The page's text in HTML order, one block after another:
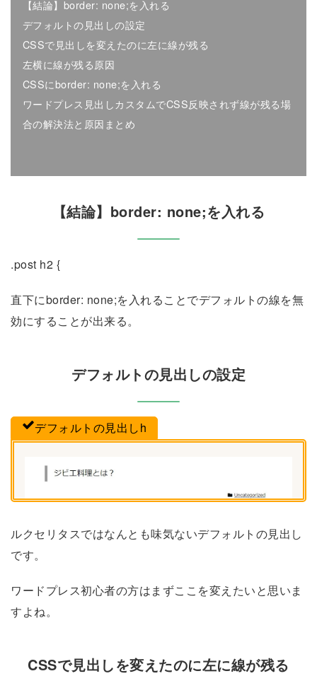
【結論】border: none;を入れる
デフォルトの見出しの設定
CSSで見出しを変えたのに左に線が残る
左横に線が残る原因
CSSにborder: none;を入れる
ワードプレス見出しカスタムでCSS反映されず線が残る場
合の解決法と原因まとめ
【結論】border: none;を入れる
.post h2 {
直下にborder: none;を入れることでデフォルトの線を無
効にすることが出来る。
デフォルトの見出しの設定
デフォルトの見出しh
ルクセリタスではなんとも味気ないデフォルトの見出し
です。
ワードプレス初心者の方はまずここを変えたいと思いま
すよね。
CSSで見出しを変えたのに左に線が残る